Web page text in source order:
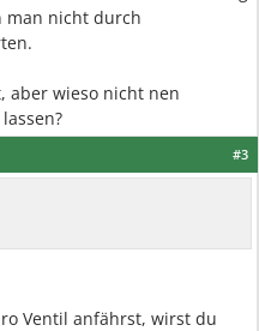
man nicht durch
aber wieso nicht nen
#3
Ventil anfährst, wirst du